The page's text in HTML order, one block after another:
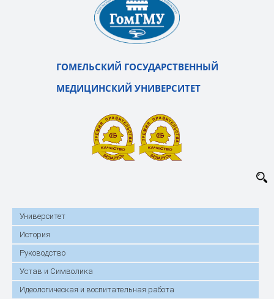
ГОМЕЛЬСКИЙ ГОСУДАРСТВЕННЫЙ
МЕДИЦИНСКИЙ УНИВЕРСИТЕТ
Университет
История
Руководство
Устав и Символика
Идеологическая и воспитательная работа